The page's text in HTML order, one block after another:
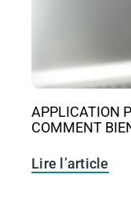
APPLICATION
COMMENT
Lire l’article